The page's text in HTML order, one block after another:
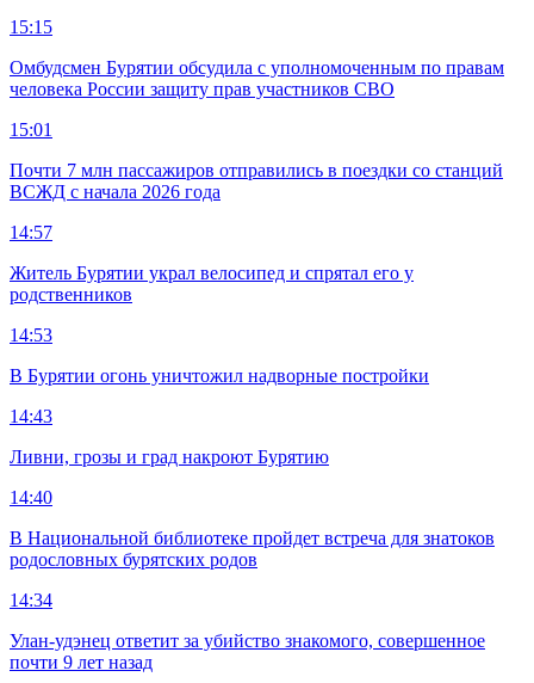
15:15
Омбудсмен Бурятии обсудила с уполномоченным по правам
человека России защиту прав участников СВО
15:01
Почти 7 млн пассажиров отправились в поездки со станций
ВСЖД с начала 2026 года
14:57
Житель Бурятии украл велосипед и спрятал его у
родственников
14:53
В Бурятии огонь уничтожил надворные постройки
14:43
Ливни, грозы и град накроют Бурятию
14:40
В Национальной библиотеке пройдет встреча для знатоков
родословных бурятских родов
14:34
Улан-удэнец ответит за убийство знакомого, совершенное
почти 9 лет назад